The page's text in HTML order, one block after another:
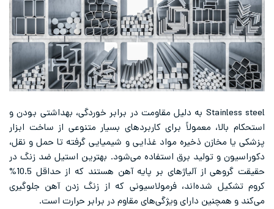
Stainless steel به دلیل مقاومت در برابر خوردگی، بهداشتی بودن و
استحکام بالا، معمولاً برای کاربردهای بسیار متنوعی از ساخت ابزار
پزشکی یا مخازن ذخیره مواد غذایی و شیمیایی گرفته تا حمل و نقل،
دکوراسیون و تولید برق استفاده می‌شود. بهترین استیل ضد زنگ در
حقیقت گروهی از آلیاژهای بر پایه آهن هستند که از حداقل 10.5%
کروم تشکیل شده‌اند، فرمولاسیونی که از زنگ زدن آهن جلوگیری
می‌کند و همچنین دارای ویژگی‌های مقاوم در برابر حرارت است.